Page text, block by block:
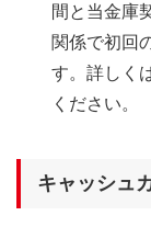
間と当金庫
関係で初回
す。詳しく
ください。
キャッシュ